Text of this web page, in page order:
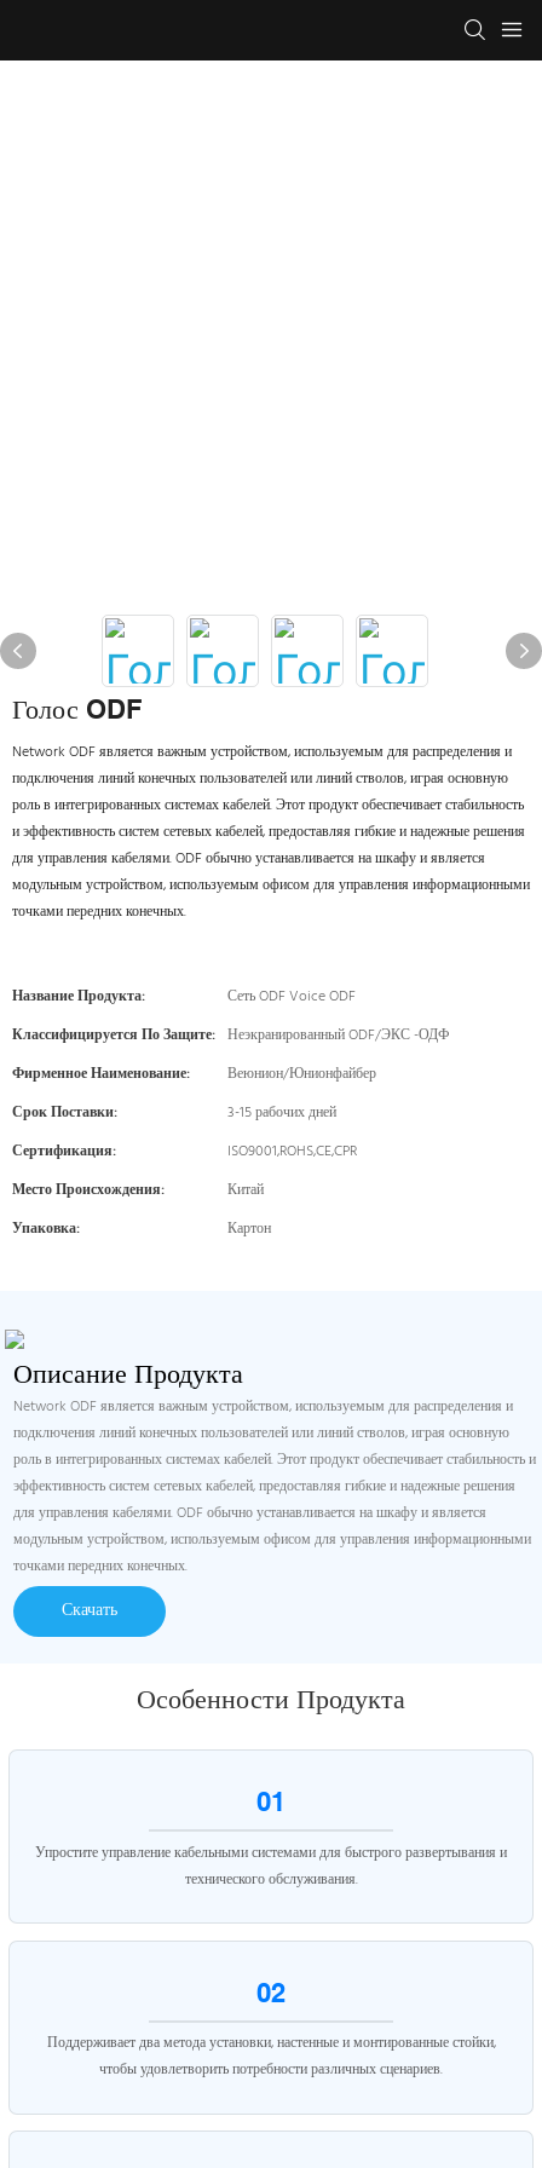
Голос ODF
Network ODF является важным устройством, используемым для распределения и
подключения линий конечных пользователей или линий стволов, играя основную
роль в интегрированных системах кабелей. Этот продукт обеспечивает стабильность
и эффективность систем сетевых кабелей, предоставляя гибкие и надежные решения
для управления кабелями. ODF обычно устанавливается на шкафу и является
модульным устройством, используемым офисом для управления информационными
точками передних конечных.
Название Продукта:
Сеть ODF Voice ODF
Классифицируется По Защите: Неэкранированный ODF/ЭКС -ОДФ
Фирменное Наименование:
Веюнион/Юнионфайбер
Срок Поставки:
3-15 рабочих дней
Сертификация:
ISO9001,ROHS,CE,CPR
Место Происхождения:
Китай
Упаковка:
Картон
Описание Продукта
Network ODF является важным устройством, используемым для распределения и
подключения линий конечных пользователей или линий стволов, играя основную
роль в интегрированных системах кабелей. Этот продукт обеспечивает стабильность и
эффективность систем сетевых кабелей, предоставляя гибкие и надежные решения
для управления кабелями. ODF обычно устанавливается на шкафу и является
модульным устройством, используемым офисом для управления информационными
точками передних конечных.
Скачать
Особенности Продукта
01
Упростите управление кабельными системами для быстрого развертывания и
технического обслуживания.
02
Поддерживает два метода установки, настенные и монтированные стойки,
чтобы удовлетворить потребности различных сценариев.